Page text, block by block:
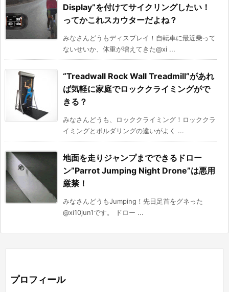
Display”を付けてサイクリングしたい！
ってかこれスカウターだよね？
みなさんどうもディスプレイ！自転車に最近乗って
ないせいか、体重が増えてきた@xi ...
“Treadwall Rock Wall Treadmill”があれ
ば気軽に家庭でロッククライミングがで
きる？
みなさんどうも、ロッククライミング！ロッククラ
イミングとボルダリングの違いがよく ...
地面を走りジャンプまでできるドロー
ン”Parrot Jumping Night Drone”は悪用
厳禁！
みなさんどうもJumping！先日足首をグネった
@xi10jun1です。 ドロー ...
プロフィール